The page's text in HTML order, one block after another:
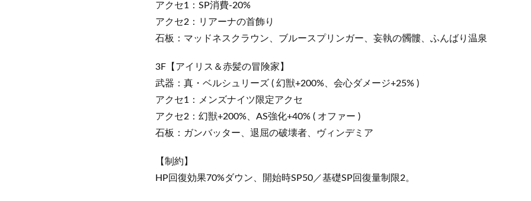
アクセ1：SP消費-20%
アクセ2：リアーナの首飾り
石板：マッドネスクラウン、ブルースプリンガー、妄執の髑髏、ふんばり温泉
3F【アイリス＆赤髪の冒険家】
武器：真・ベルシュリーズ ( 幻獣+200%、会心ダメージ+25% )
アクセ1：メンズナイツ限定アクセ
アクセ2：幻獣+200%、AS強化+40% ( オファー )
石板：ガンバッター、退屈の破壊者、ヴィンデミア
【制約】
HP回復効果70%ダウン、開始時SP50／基礎SP回復量制限2。